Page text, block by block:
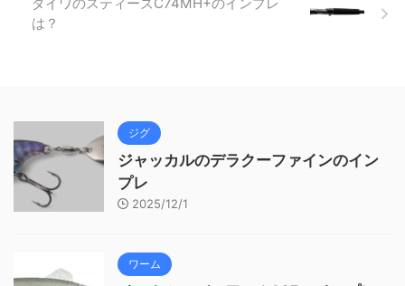
は？
ジグ
ジャッカルのデラクーファインのイン
プレ
2025/12/1
ワーム